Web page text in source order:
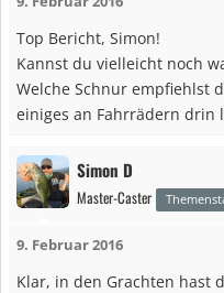
o
n
n
Top Bericht, Simon!
Kannst du vielleicht noch
Welche Schnur empfiehlst
einiges an Fahrrädern drin
Simon D
Master-Caster
9. Februar 2016
Klar, in den Grachten hast